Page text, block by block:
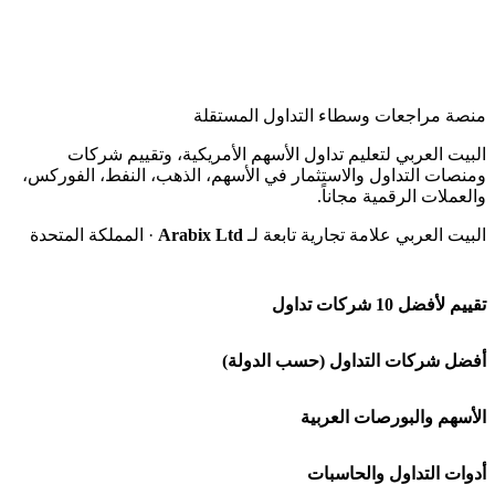
منصة مراجعات وسطاء التداول المستقلة
البيت العربي لتعليم تداول الأسهم الأمريكية، وتقييم شركات
ومنصات التداول والاستثمار في الأسهم، الذهب، النفط، الفوركس،
والعملات الرقمية مجاناً.
البيت العربي علامة تجارية تابعة لـ Arabix Ltd · المملكة المتحدة
تقييم لأفضل 10 شركات تداول
شركة Capital.com
افاتريد AvaTrade
اكسنس Exness
أفضل شركات التداول (حسب الدولة)
شركات تداول في السعودية
شركات تداول في الإمارات
الأسهم والبورصات العربية
🌍 كل البورصات العربية
أدوات التداول والحاسبات